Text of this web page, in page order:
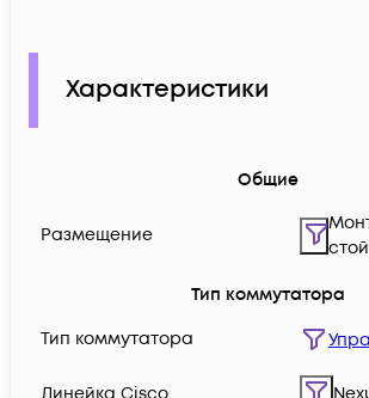
Характеристики
Общие
Размещение
Тип коммутатора
Тип коммутатора